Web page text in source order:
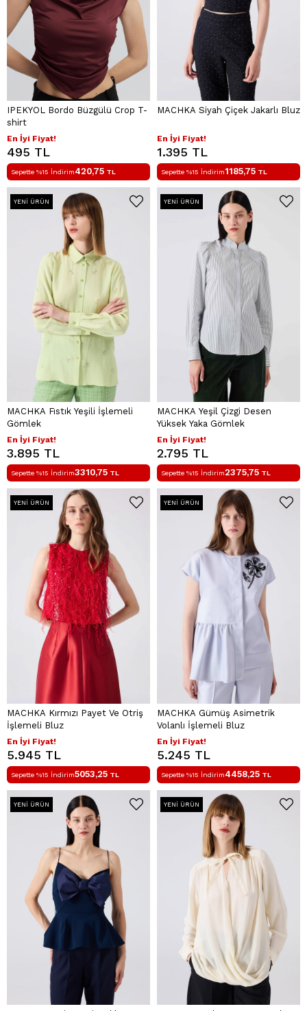
IPEKYOL Bordo Büzgülü Crop T-
shirt
En İyi Fiyat!
495 TL
Sepette %15 İndirim420,75 TL
MACHKA Siyah Çiçek Jakarlı Bluz
En İyi Fiyat!
1.395 TL
Sepette %15 İndirim1185,75 TL
YENI ÜRÜN
MACHKA Fıstık Yeşili İşlemeli
Gömlek
En İyi Fiyat!
3.895 TL
Sepette %15 İndirim3310,75 TL
YENI ÜRÜN
MACHKA Yeşil Çizgi Desen
Yüksek Yaka Gömlek
En İyi Fiyat!
2.795 TL
Sepette %15 İndirim2375,75 TL
YENI ÜRÜN
MACHKA Kırmızı Payet Ve Otriş
İşlemeli Bluz
En İyi Fiyat!
5.945 TL
Sepette %15 İndirim5053,25 TL
YENI ÜRÜN
MACHKA Gümüş Asimetrik
Volanlı İşlemeli Bluz
En İyi Fiyat!
5.245 TL
Sepette %15 İndirim4458,25 TL
YENI ÜRÜN YENI ÜRÜN